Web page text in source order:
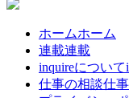
ホームホーム
連載連載
inquireについて
仕事の相談仕